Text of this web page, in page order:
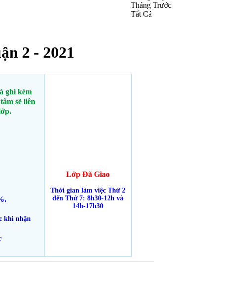
Tháng Trước
Tất Cả
2 - 2021
ghi kèm
sẽ liên
khi nhận
Lớp Đã Giao
Thời gian làm việc Thứ 2
đến Thứ 7: 8h30-12h và
14h-17h30